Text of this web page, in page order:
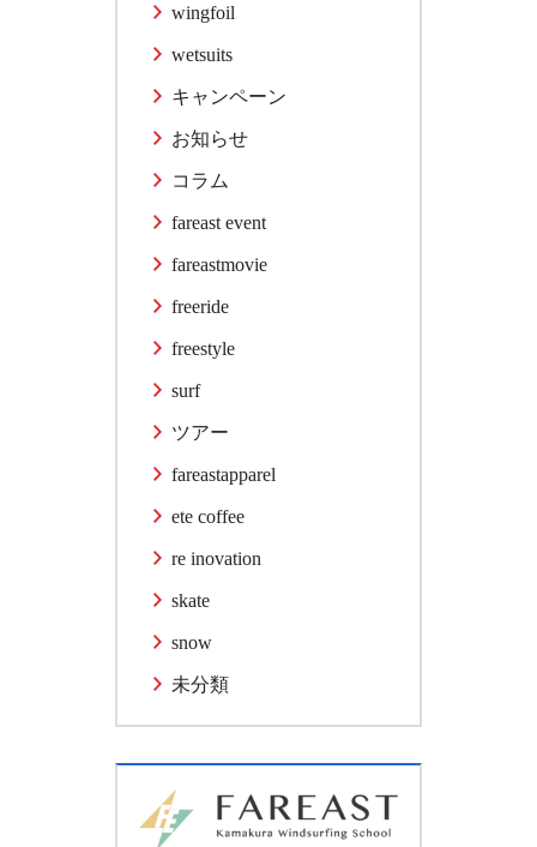
wingfoil
wetsuits
キャンペーン
お知らせ
コラム
fareast event
fareastmovie
freeride
freestyle
surf
ツアー
fareastapparel
ete coffee
re inovation
skate
snow
未分類